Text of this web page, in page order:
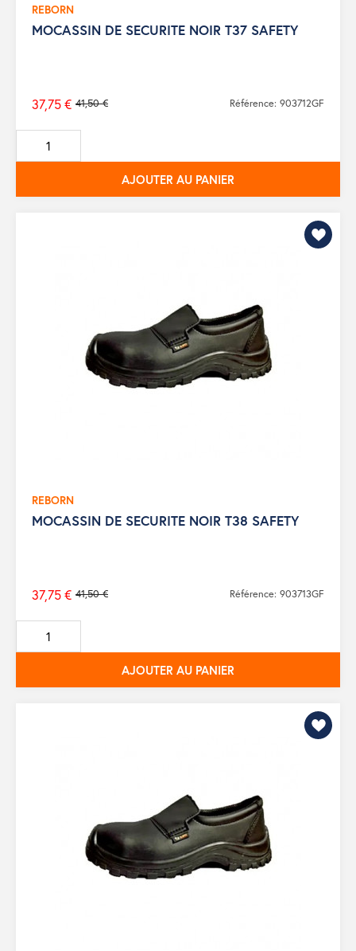
REBORN
MOCASSIN DE SECURITE NOIR T37 SAFETY
Prix
de
base
41,50 €
37,75 € Référence: 903712GF
AJOUTER AU PANIER
REBORN
MOCASSIN DE SECURITE NOIR T38 SAFETY
Prix
de
base
41,50 €
37,75 € Référence: 903713GF
AJOUTER AU PANIER